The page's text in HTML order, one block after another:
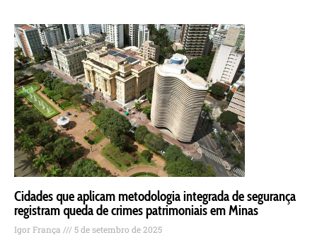
Cidades que aplicam metodologia integrada de segurança
registram queda de crimes patrimoniais em Minas
Igor França 5 de setembro de 2025